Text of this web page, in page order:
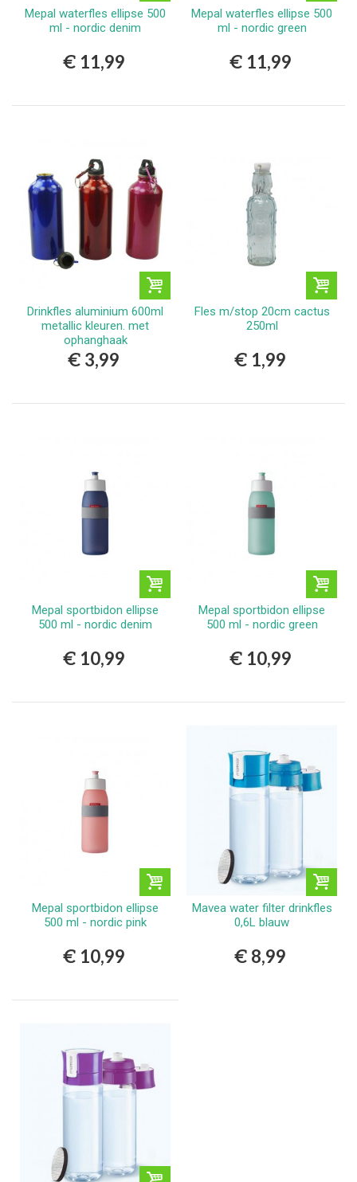
Mepal waterfles ellipse 500
ml - nordic denim
€ 11,99
Mepal waterfles ellipse 500
ml - nordic green
€ 11,99
Drinkfles aluminium 600ml
metallic kleuren. met
ophanghaak
€ 3,99
Fles m/stop 20cm cactus
250ml
€ 1,99
Mepal sportbidon ellipse
500 ml - nordic denim
€ 10,99
Mepal sportbidon ellipse
500 ml - nordic green
€ 10,99
Mepal sportbidon ellipse
500 ml - nordic pink
€ 10,99
Mavea water filter drinkfles
0,6L blauw
€ 8,99